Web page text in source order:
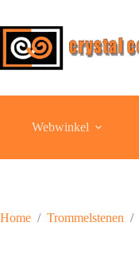
de
inhoud
Webwinkel
Home / Trommelstenen /